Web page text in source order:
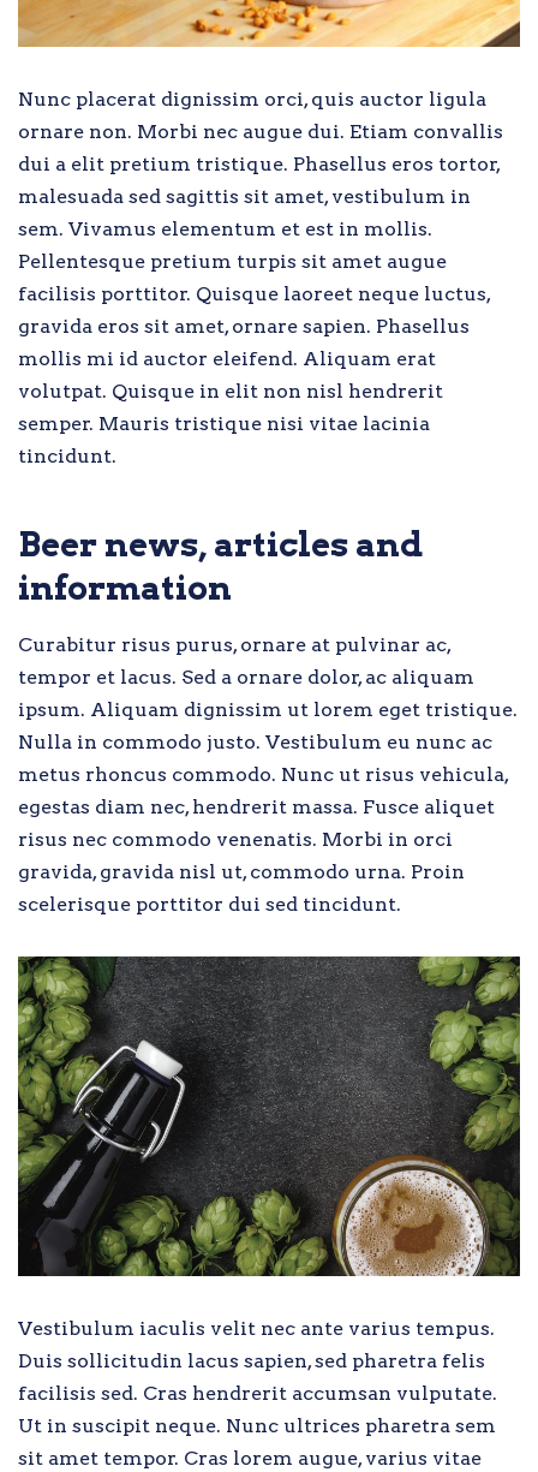
Nunc placerat dignissim orci, quis auctor ligula
ornare non. Morbi nec augue dui. Etiam convallis
dui a elit pretium tristique. Phasellus eros tortor,
malesuada sed sagittis sit amet, vestibulum in
sem. Vivamus elementum et est in mollis.
Pellentesque pretium turpis sit amet augue
facilisis porttitor. Quisque laoreet neque luctus,
gravida eros sit amet, ornare sapien. Phasellus
mollis mi id auctor eleifend. Aliquam erat
volutpat. Quisque in elit non nisl hendrerit
semper. Mauris tristique nisi vitae lacinia
tincidunt.
Beer news, articles and
information
Curabitur risus purus, ornare at pulvinar ac,
tempor et lacus. Sed a ornare dolor, ac aliquam
ipsum. Aliquam dignissim ut lorem eget tristique.
Nulla in commodo justo. Vestibulum eu nunc ac
metus rhoncus commodo. Nunc ut risus vehicula,
egestas diam nec, hendrerit massa. Fusce aliquet
risus nec commodo venenatis. Morbi in orci
gravida, gravida nisl ut, commodo urna. Proin
scelerisque porttitor dui sed tincidunt.
Vestibulum iaculis velit nec ante varius tempus.
Duis sollicitudin lacus sapien, sed pharetra felis
facilisis sed. Cras hendrerit accumsan vulputate.
Ut in suscipit neque. Nunc ultrices pharetra sem
sit amet tempor. Cras lorem augue, varius vitae